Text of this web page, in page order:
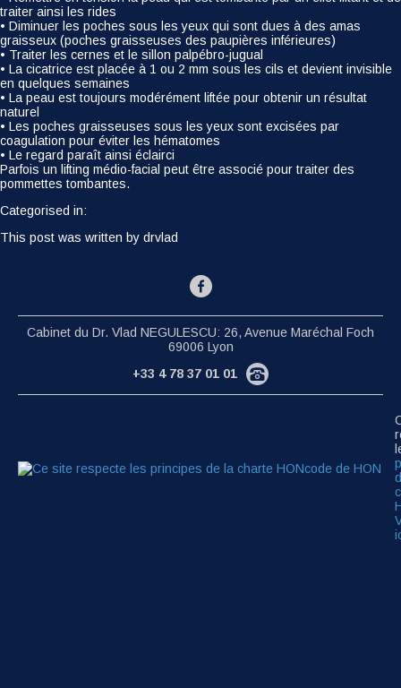
traiter ainsi les rides
• Diminuer les poches sous les yeux qui sont dues à des amas
graisseux (poches graisseuses des paupières inférieures)
• Traiter les cernes et le sillon palpébro-jugual
• La cicatrice est placée à 1 ou 2 mm sous les cils et devient invisible
en quelques semaines
• La peau est toujours modérément liftée pour obtenir un résultat
naturel
• Les poches graisseuses sous les yeux sont excisées par
coagulation pour éviter les hématomes
• Le regard paraît ainsi éclairci
Parfois un lifting médio-facial peut être associé pour traiter des
pommettes tombantes.
Categorised in:
This post was written by drvlad
Cabinet du Dr. Vlad NEGULESCU: 26, Avenue Maréchal Foch
69006 Lyon
+33 4 78 37 01 01